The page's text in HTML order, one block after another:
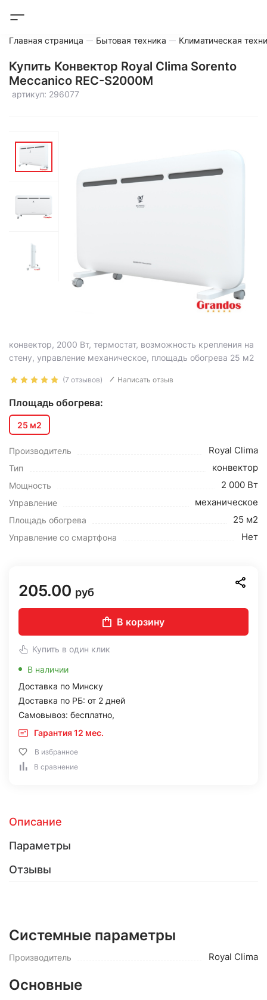
Главная страница Бытовая техника Климатическая
Купить Конвектор Royal Clima Sorento
Meccanico REC-S2000M
артикул: 296077
конвектор, 2000 Вт, термостат, возможность крепления на
стену, управление механическое, площадь обогрева 25 м2
(7 отзывов) Написать отзыв
Площадь обогрева:
25 м2
Производитель Royal Clima
Тип конвектор
Мощность 2 000 Вт
Управление механическое
Площадь обогрева 25 м2
Управление со смартфона Нет
205.00 руб
В корзину
Купить в один клик
В наличии
Доставка по Минску
Доставка по РБ: от 2 дней
Самовывоз: бесплатно,
Гарантия 12 мес.
В избранное
В сравнение
Описание
Параметры
Отзывы
Системные параметры
Производитель Royal Clima
Основные